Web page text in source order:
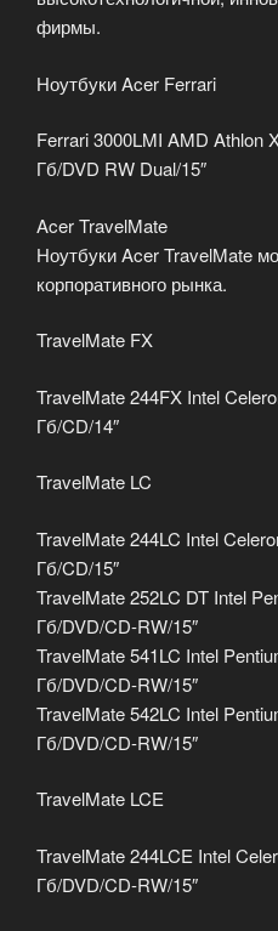
фирмы.
Ноутбуки Acer Ferrari
Ferrari 3000LMI AMD Athlon
Гб/DVD RW Dual/15″
Acer TravelMate
Ноутбуки Acer TravelMate
корпоративного рынка.
TravelMate FX
TravelMate 244FX Intel
Гб/CD/14″
TravelMate LC
TravelMate 244LC Intel
Гб/CD/15″
TravelMate 252LC DT Intel
Гб/DVD/CD-RW/15″
TravelMate 541LC Intel
Гб/DVD/CD-RW/15″
TravelMate 542LC Intel
Гб/DVD/CD-RW/15″
TravelMate LCE
TravelMate 244LCE Intel
Гб/DVD/CD-RW/15″